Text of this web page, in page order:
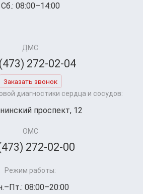
Сб.: 08:00–14:00
ДМС
272-02-04
Заказать звонок
диагностики сердца и сосудов:
проспект, 12
ОМС
272-02-00
Режим работы:
08:00–20:00